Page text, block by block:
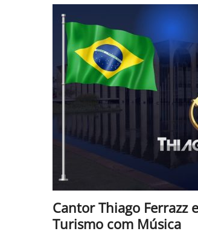
Cantor Thiago
Turismo com Música